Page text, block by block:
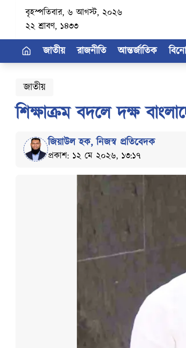
বৃহস্পতিবার, ৬ আগস্ট, ২০২৬
২২ শ্রাবণ, ১৪৩৩
জাতীয় রাজনীতি আন্তর্জাতিক
জাতীয়
শিক্ষাক্রম বদলে দক্ষ
জিয়াউল হক,নিজস্ব প্রতিবেদক
প্রকাশ: ১২ মে ২০২৬, ১৩:১৭